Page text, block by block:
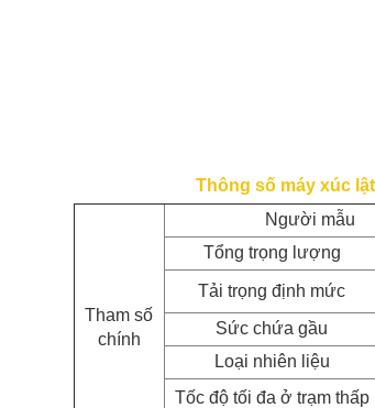
Thông số máy xúc
Tham số
chính
Người mẫu
Tổng trọng lượng
Tải trọng định mức
Sức chứa gầu
Loại nhiên liệu
Tốc độ tối đa ở trạm thấp